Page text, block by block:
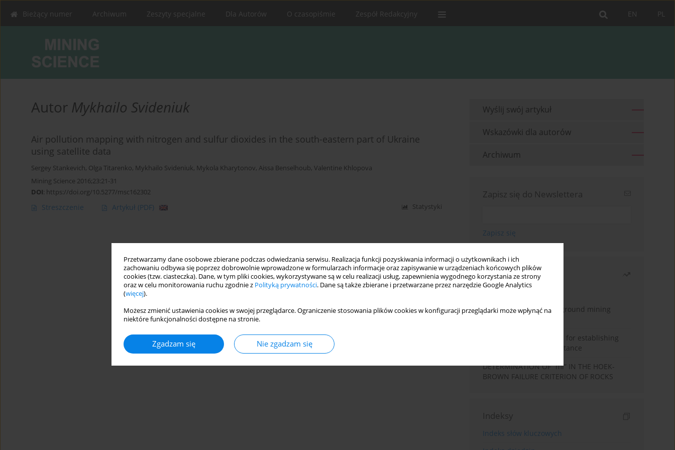
Przetwarzamy dane osobowe zbierane podczas odwiedzania serwisu. Realizacja funkcji pozyskiwania informacji o użytkownikach i ich
zachowaniu odbywa się poprzez dobrowolnie wprowadzone w formularzach informacje oraz zapisywanie w urządzeniach końcowych plików
cookies (tzw. ciasteczka). Dane, w tym pliki cookies, wykorzystywane są w celu realizacji usług, zapewnienia wygodnego korzystania ze strony
oraz w celu monitorowania ruchu zgodnie z Polityką prywatności. Dane są także zbierane i przetwarzane przez narzędzie Google Analytics
(więcej).
Możesz zmienić ustawienia cookies w swojej przeglądarce. Ograniczenie stosowania plików cookies w konfiguracji przeglądarki może wpłynąć na
niektóre funkcjonalności dostępne na stronie.
Zgadzam się Nie zgadzam się
PL
EN
Bieżący numer Archiwum Zeszyty specjalne Dla Autorów O czasopiśmie Zespół Redakcyjny
Autor Mykhailo Svideniuk
Air pollution mapping with nitrogen and sulfur dioxides in the south-eastern part of Ukraine
using satellite data
Sergey Stankevich, Olga Titarenko, Mykhailo Svideniuk, Mykola Kharytonov, Aissa Benselhoub, Valentine Khlopova
Mining Science 2016;23:21-31
DOI: https://doi.org/10.5277/msc162302
Streszczenie Artykuł (PDF) Statystyki
Wyślij swój artykuł
Wskazówki dla autorów
Archiwum
Zapisz się do Newslettera
Najczęściej czytane
Miesiąc
Rok
Methodology for underground mining
New theoretical method for establishing
indentation rolling resistance
DETERMINATION OF “mi” IN THE HOEK-
BROWN FAILURE CRITERION OF ROCKS
Indeksy
Indeks słów kluczowych